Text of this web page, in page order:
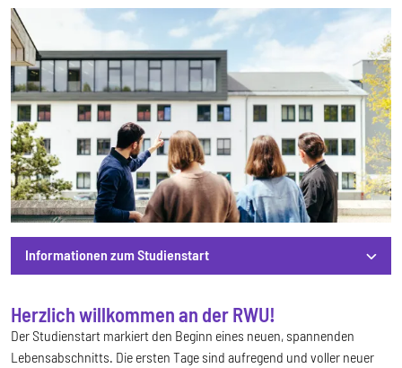
Informationen zum Studienstart
Herzlich willkommen an der RWU!
Der Studienstart markiert den Beginn eines neuen, spannenden
Lebensabschnitts. Die ersten Tage sind aufregend und voller neuer